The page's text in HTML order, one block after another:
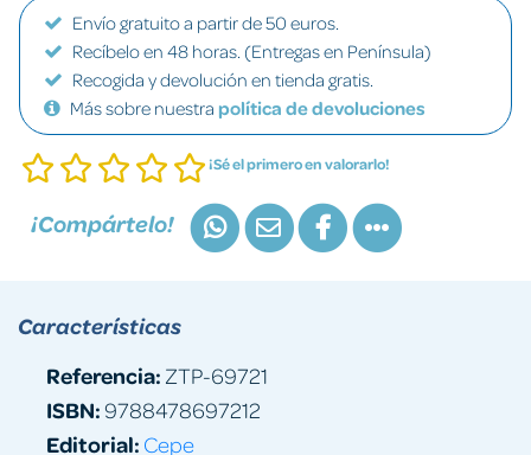
Envío gratuito a partir de 50 euros.
Recíbelo en 48 horas. (Entregas en Península)
Recogida y devolución en tienda gratis.
Más sobre nuestra política de devoluciones
¡Sé el primero en valorarlo!
¡Compártelo!
Características
Referencia: ZTP-69721
ISBN:9788478697212
Editorial: Cepe